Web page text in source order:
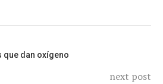
que dan oxígeno
next post